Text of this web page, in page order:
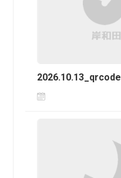
2026.10.13_qrcode